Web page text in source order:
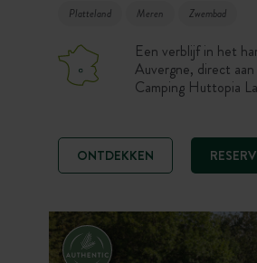
Platteland Meren Zwembad
Een verblijf in het
Auvergne, direct
Camping Huttopia
uitgestrekte ruimtes
verwarmde zwembad
aan het einde van
Cantal en langs de
vulkanen van de
ONTDEKKEN